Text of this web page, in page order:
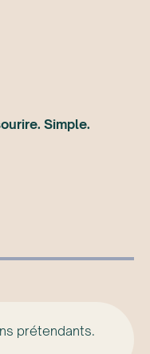
Simple.
prétendants.